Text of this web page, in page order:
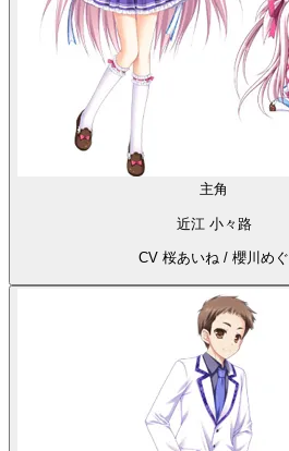
主角
近江 小々路
CV 桜あいね / 櫻川めぐ